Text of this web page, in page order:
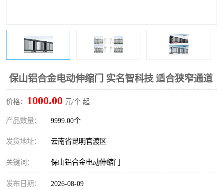
保山铝合金电动伸缩门 实名智科技 适合狭窄通道
价格： 1000.00 元/个 起
产品数量： 9999.00个
发货地址： 云南省昆明官渡区
关键词： 保山铝合金电动伸缩门
发布日期： 2026-08-09